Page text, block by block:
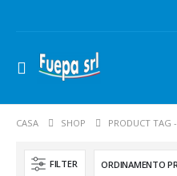
CASA SHOP PRODUCT TAG -
FILTER